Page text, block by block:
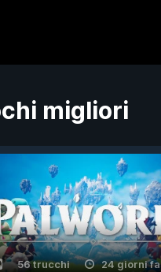
migliori
56 trucchi 24 giorni fa